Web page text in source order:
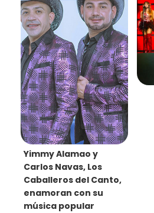
Yimmy Alamao y
Carlos Navas, Los
Caballeros del Canto,
enamoran con su
música popular